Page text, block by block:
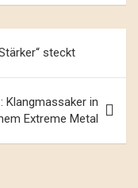
steckt
Klangmassaker in
Extreme Metal